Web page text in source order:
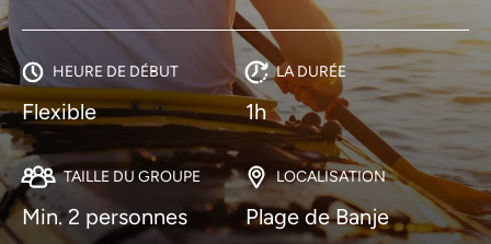
HEURE DE DÉBUT
Flexible
LA DURÉE
1h
TAILLE DU GROUPE
Min. 2 personnes
LOCALISATION
Plage de Banje